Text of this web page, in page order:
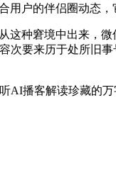
户的伴侣圈动态
窘境中出来，微
要来历于处所旧
播客解读珍藏的